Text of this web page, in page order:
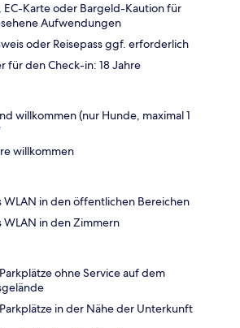
EC-Karte oder Bargeld-Kaution für
Aufwendungen
oder Reisepass ggf. erforderlich
für den Check-in: 18 Jahre
willkommen (nur Hunde, maximal 1
willkommen
WLAN in den öffentlichen Bereichen
WLAN in den Zimmern
ohne Service auf dem
in der Nähe der Unterkunft